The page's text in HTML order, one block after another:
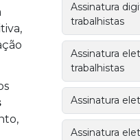
Assinatura
trabalhistas
Assinatura
trabalhistas
Assinatura
Assinatura